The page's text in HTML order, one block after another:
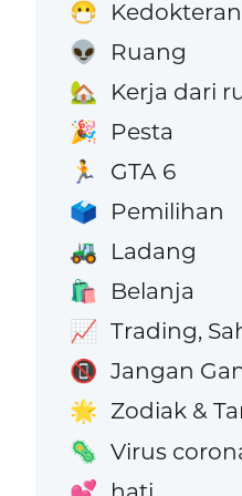
😷
👽 Ruang
🏡 Kerja dari
🎉 Pesta
🏃 GTA 6
🗳️ Pemilihan
🚜 Ladang
🛍️ Belanja
📈 Trading,
📵 Jangan
🌟 Zodiak &
🦠 Virus